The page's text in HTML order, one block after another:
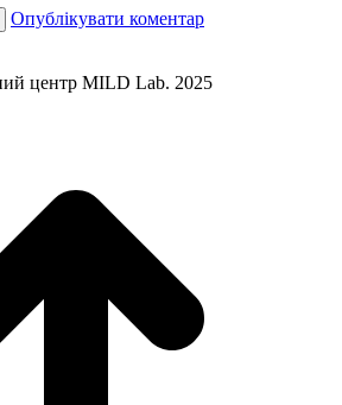
Опублікувати коментар
центр MILD Lab. 2025